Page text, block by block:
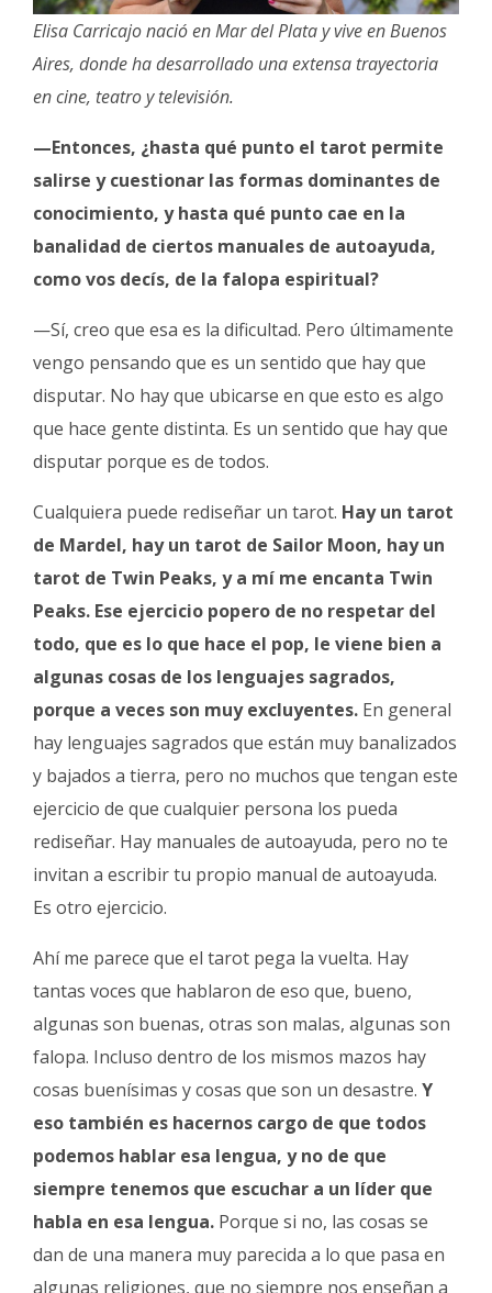
Elisa Carricajo nació en Mar del Plata y vive en Buenos
Aires, donde ha desarrollado una extensa trayectoria
en cine, teatro y televisión.
—Entonces, ¿hasta qué punto el tarot permite
salirse y cuestionar las formas dominantes de
conocimiento, y hasta qué punto cae en la
banalidad de ciertos manuales de autoayuda,
como vos decís, de la falopa espiritual?
—Sí, creo que esa es la dificultad. Pero últimamente
vengo pensando que es un sentido que hay que
disputar. No hay que ubicarse en que esto es algo
que hace gente distinta. Es un sentido que hay que
disputar porque es de todos.
Cualquiera puede rediseñar un tarot. Hay un tarot
de Mardel, hay un tarot de Sailor Moon, hay un
tarot de Twin Peaks, y a mí me encanta Twin
Peaks. Ese ejercicio popero de no respetar del
todo, que es lo que hace el pop, le viene bien a
algunas cosas de los lenguajes sagrados,
porque a veces son muy excluyentes. En general
hay lenguajes sagrados que están muy banalizados
y bajados a tierra, pero no muchos que tengan este
ejercicio de que cualquier persona los pueda
rediseñar. Hay manuales de autoayuda, pero no te
invitan a escribir tu propio manual de autoayuda.
Es otro ejercicio.
Ahí me parece que el tarot pega la vuelta. Hay
tantas voces que hablaron de eso que, bueno,
algunas son buenas, otras son malas, algunas son
falopa. Incluso dentro de los mismos mazos hay
cosas buenísimas y cosas que son un desastre. Y
eso también es hacernos cargo de que todos
podemos hablar esa lengua, y no de que
siempre tenemos que escuchar a un líder que
habla en esa lengua. Porque si no, las cosas se
dan de una manera muy parecida a lo que pasa en
algunas religiones, que no siempre nos enseñan a